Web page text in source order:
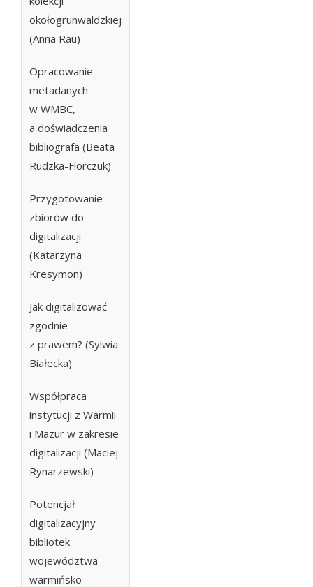
okołogrunwaldzkiej
(Anna Rau)
Opracowanie
metadanych
w WMBC,
a doświadczenia
bibliografa (Beata
Rudzka-Florczuk)
Przygotowanie
zbiorów do
digitalizacji
(Katarzyna
Kresymon)
Jak digitalizować
zgodnie
z prawem? (Sylwia
Białecka)
Współpraca
instytucji z Warmii
i Mazur w zakresie
digitalizacji (Maciej
Rynarzewski)
Potencjał
digitalizacyjny
bibliotek
województwa
warmińsko-